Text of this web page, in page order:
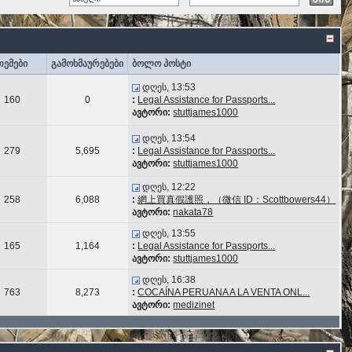
გამოხმაურებები ბოლო პოსტი
160 0
დღეს, 13:53
: Legal Assistance for Passports...
ავტორი: stuttjames1000
279 5,695
დღეს, 13:54
: Legal Assistance for Passports...
ავტორი: stuttjames1000
258 6,088
დღეს, 12:22
: 網上買真假護照，（微信 ID：Scottbowers44）
ავტორი: nakata78
165 1,164
დღეს, 13:55
: Legal Assistance for Passports...
ავტორი: stuttjames1000
763 8,273
დღეს, 16:38
: COCAÍNA PERUANA A LA VENTA ONL...
ავტორი: medizinet